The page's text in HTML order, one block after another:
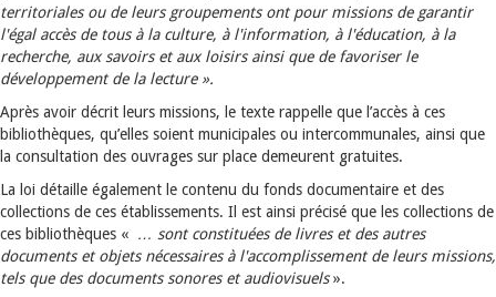
territoriales ou de leurs groupements ont pour missions de garantir
l'égal accès de tous à la culture, à l'information, à l'éducation, à la
recherche, aux savoirs et aux loisirs ainsi que de favoriser le
développement de la lecture ».
Après avoir décrit leurs missions, le texte rappelle que l’accès à ces
bibliothèques, qu’elles soient municipales ou intercommunales, ainsi que
la consultation des ouvrages sur place demeurent gratuites.
La loi détaille également le contenu du fonds documentaire et des
collections de ces établissements. Il est ainsi précisé que les collections de
ces bibliothèques « … sont constituées de livres et des autres
documents et objets nécessaires à l'accomplissement de leurs missions,
tels que des documents sonores et audiovisuels».